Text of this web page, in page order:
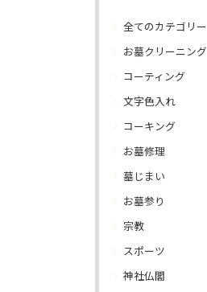
全てのカテゴリー
お墓クリーニング
コーティング
文字色入れ
コーキング
お墓修理
墓じまい
お墓参り
宗教
スポーツ
神社仏閣